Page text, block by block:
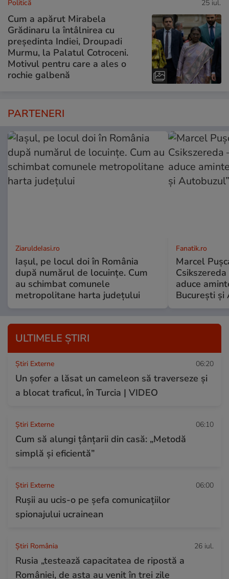
Politică 25 iul.
Cum a apărut Mirabela
Grădinaru la întâlnirea cu
președinta Indiei, Droupadi
Murmu, la Palatul Cotroceni.
Motivul pentru care a ales o
rochie galbenă
PARTENERI
ZiaruldeIasi.ro
Iașul, pe locul doi în România
după numărul de locuințe. Cum
au schimbat comunele
metropolitane harta județului
Fanatik.ro
Marcel
aduce
București și
ULTIMELE ȘTIRI
Știri Externe 06:20
Un șofer a lăsat un cameleon să traverseze și
a blocat traficul, în Turcia | VIDEO
Știri Externe 06:10
Cum să alungi țânțarii din casă: „Metodă
simplă și eficientă”
Știri Externe 06:00
Rușii au ucis-o pe șefa comunicațiilor
spionajului ucrainean
Știri România 26 iul.
Rusia „testează capacitatea de ripostă a
României, de asta au venit în trei zile